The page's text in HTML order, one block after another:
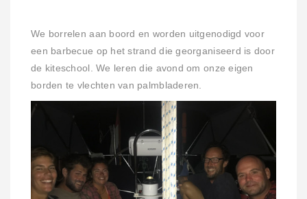
We borrelen aan boord en worden uitgenodigd voor
een barbecue op het strand die georganiseerd is door
de kiteschool. We leren die avond om onze eigen
borden te vlechten van palmbladeren.